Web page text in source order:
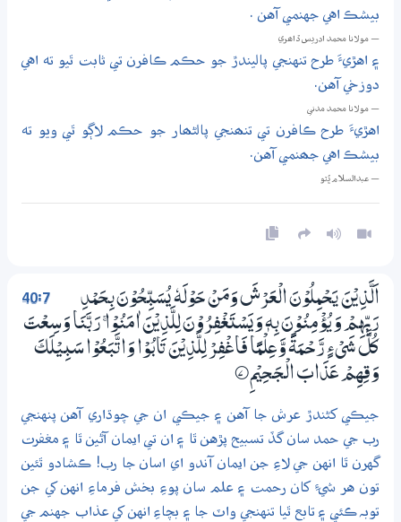
بيشڪ اهي جهنمي آهن .
— مولانا محمد ادريس ڏاھري
۽ اهڙيءَ طرح تنهنجي پاليندڙ جو حڪم ڪافرن تي ثابت ٿيو ته اهي
دوزخي آهن.
— مولانا محمد مدني
اهڙيءَ طرح ڪافرن تي تنھنجي پالڻھار جو حڪم لاڳو ٿي ويو ته
بيشڪ اهي جھنمي آهن.
— عبدالسلام ڀُٽو
40:7
اَلَّذِيْنَ يَـحْمِلُوْنَ الْعَرْشَ وَمَنْ حَوْلَهٗ يُسَبِّحُوْنَ بِـحَمْدِ
رَبِّهِمْ وَيُؤْمِنُوْنَ بِهٖ وَيَسْتَغْفِرُوْنَ لِلَّذِيْنَ اٰمَنُوْا ۚ رَبَّنَا وَسِعْتَ
كُلَّ شَيْءٍ رَّحْـمَةً وَّعِلْمًا فَاغْفِرْ لِلَّذِيْنَ تَابُوْا وَاتَّبَعُوْا سَبِيْلَكَ
وَقِهِمْ عَذَابَ الْـجَــحِيْمِ 7‏۝
جيڪي کڻندڙ عرش جا آهن ۽ جيڪي ان جي چوڌاري آهن پنهنجي
رب جي حمد سان گڏ تسبيح پڙهن ٿا ۽ ان تي ايمان آڻين ٿا ۽ مغفرت
گهرن ٿا انهن جي لاءِ جن ايمان آندو اي اسان جا رب! ڪشادو ٿئين
تون هر شيءِ کان رحمت ۽ علم سان پوءِ بخش فرماءِ انهن کي جن
توبہ ڪئي ۽ تابع ٿيا تنهنجي واٽ جا ۽ بچاءِ انهن کي عذاب جهنم جي